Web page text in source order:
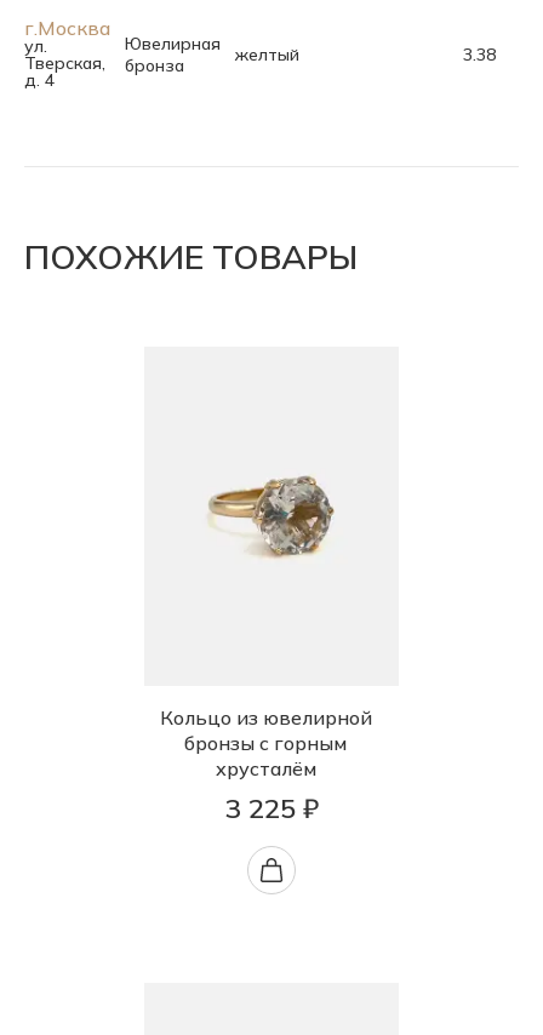
г.Москва
ул.
Тверская,
д. 4
Ювелирная
бронза
желтый 3.38
ПОХОЖИЕ ТОВАРЫ
Кольцо из ювелирной
бронзы с горным
хрусталём
3 225 ₽